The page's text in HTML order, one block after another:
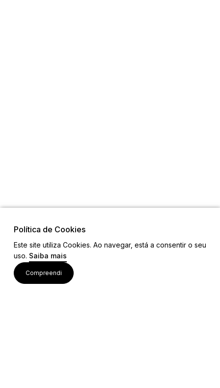
Política de Cookies
Este site utiliza Cookies. Ao navegar, está a consentir o seu
uso. Saiba mais
Compreendi
Links
Ligações Úteis
Contactos
Siga-nos